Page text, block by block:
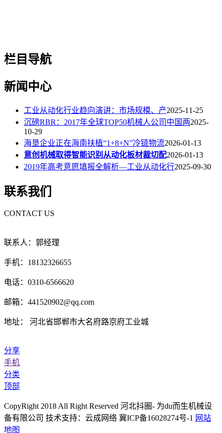
栏目导航
新闻中心
工业从动化行业趋向演讲：市场规模、产2025-11-25
沉磅RBR：2017年全球TOP50机械人公司中国两2025-
10-29
海垦企业正在海南扶植“1+8+N”冷链物流2026-01-13
意创机械取得智能识别从动化板材裁切配2026-01-13
2019年高考意愿填报全解析—工业从动化行2025-09-30
联系我们
CONTACT US
联系人：郭经理
手机：18132326655
电话：0310-6566620
邮箱：441520902@qq.com
地址： 河北省邯郸市大名府路京府工业城
分享
手机
分类
顶部
CopyRight 2018 All Right Reserved 河北抖圈- 为du而生机械设
备有限公司 技术支持：云成网络 冀ICP备16028274号-1 网站
地图